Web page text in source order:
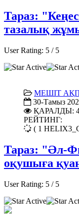
Тараз:
тазалық
User Rating: 5 / 5
МЕШІТ
30-Тамыз
ҚАРАЛДЫ:
РЕЙТИНГ:
( 1
Тараз: "Әл-
оқушыға
User Rating: 5 / 5